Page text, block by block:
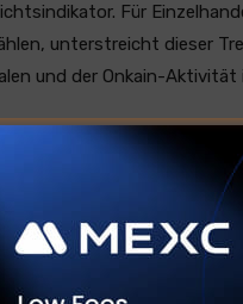
Für
unterstreicht dieser
und der Onkain-Aktivität
neue
immer zu sofortigen
und Unsicherheit